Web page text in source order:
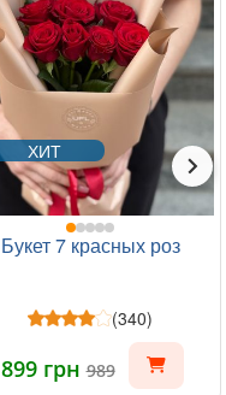
ХИТ
Букет 7 красных роз
(340)
899 грн989